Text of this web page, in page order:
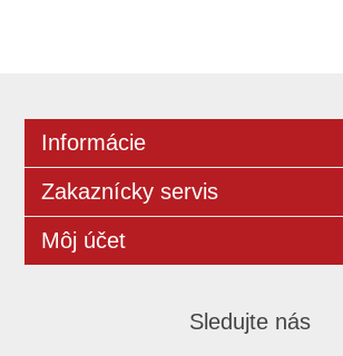
Informácie
Zakaznícky servis
Môj účet
Sledujte nás